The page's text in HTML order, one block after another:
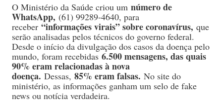
O Ministério da Saúde criou um número de
WhatsApp, (61) 99289-4640, para
receber “informações virais” sobre coronavírus, que
serão analisadas pelos técnicos do governo federal.
Desde o início da divulgação dos casos da doença pelo
mundo, foram recebidas 6.500 mensagens, das quais
90% eram relacionadas à nova
doença. Dessas, 85% eram falsas. No site do
ministério, as informações ganham um selo de fake
news ou notícia verdadeira.